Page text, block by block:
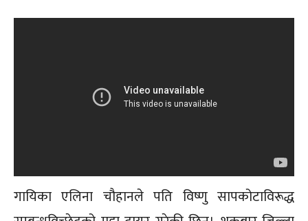
गायिका एलिना चौहानले पति विष्णु सापकोटाविरूद्ध